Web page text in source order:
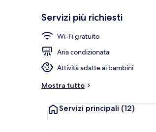
Servizi più richiesti
Wi-Fi gratuito
Aria condizionata
Attività adatte ai bambini
Mostra tutto
Servizi principali (12)